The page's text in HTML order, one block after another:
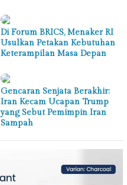
Di Forum BRICS, Menaker RI
Usulkan Petakan Kebutuhan
Keterampilan Masa Depan
Gencaran Senjata Berakhir:
Iran Kecam Ucapan Trump
yang Sebut Pemimpin Iran
Sampah